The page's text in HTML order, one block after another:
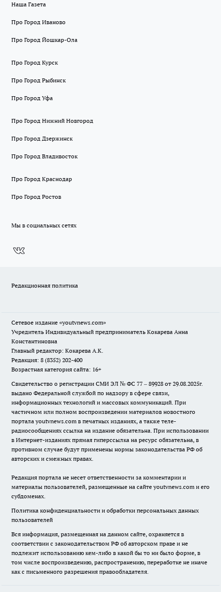
Наша Газета
Про Город Иваново
Про Город Йошкар-Ола
Про Город Курск
Про Город Рыбинск
Про Город Уфа
Про Город Нижний Новгород
Про Город Дзержинск
Про Город Владивосток
Про Город Краснодар
Про Город Ростов
Мы в социальных сетях
Редакционная политика
Сетевое издание «youtvnews.com»
Учредитель Индивидуальный предприниматель Кокарева Анна
Константиновна
Главный редактор: Кокарева А.К.
Редакция: 8 (8352) 202-400
Возрастная категория сайта: 16+
Свидетельство о регистрации СМИ ЭЛ № ФС 77 – 89928 от 29.08.2025г.
выдано Федеральной службой по надзору в сфере связи,
информационных технологий и массовых коммуникаций. При
частичном или полном воспроизведении материалов новостного
портала youtvnews.com в печатных изданиях, а также теле-
радиосообщениях ссылка на издание обязательна. При использовании
в Интернет-изданиях прямая гиперссылка на ресурс обязательна, в
противном случае будут применены нормы законодательства РФ об
авторских и смежных правах.
Редакция портала не несет ответственности за комментарии и
материалы пользователей, размещенные на сайте youtvnews.com и его
субдоменах.
Политика конфиденциальности и обработки персональных данных
пользователей
Вся информация, размещенная на данном сайте, охраняется в
соответствии с законодательством РФ об авторском праве и не
подлежит использованию кем-либо в какой бы то ни было форме, в
том числе воспроизведению, распространению, переработке не иначе
как с письменного разрешения правообладателя.